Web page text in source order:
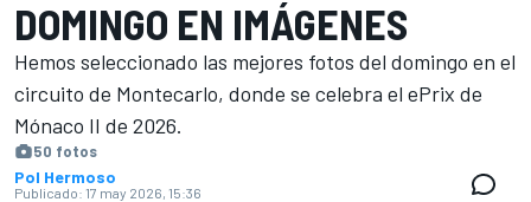
DOMINGO EN IMÁGENES
Hemos seleccionado las mejores fotos del domingo en el
circuito de Montecarlo, donde se celebra el ePrix de
Mónaco II de 2026.
50 fotos
Pol Hermoso
Publicado: 17 may 2026, 15:36